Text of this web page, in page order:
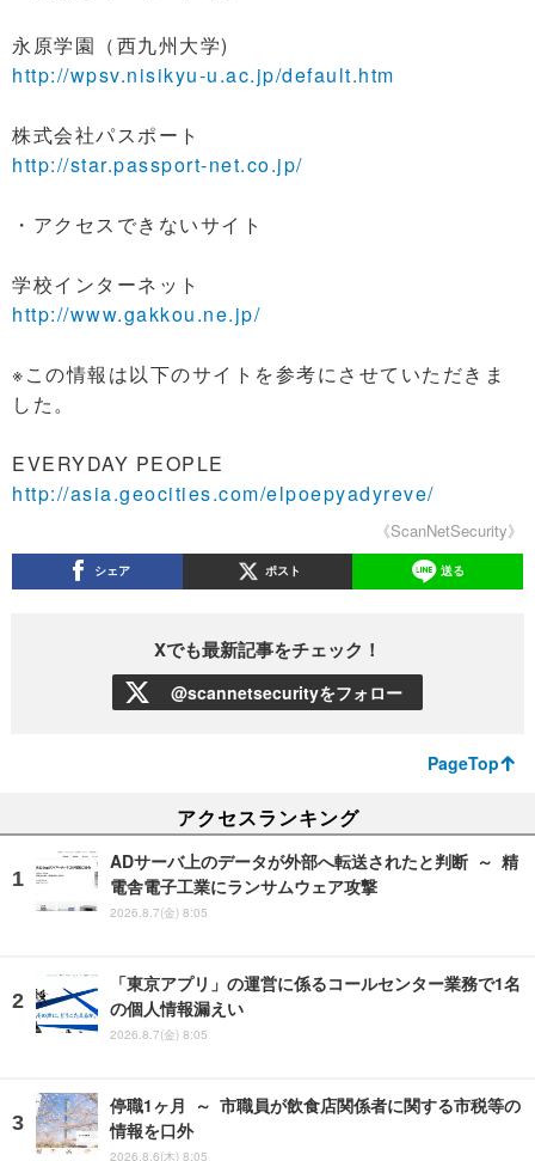
永原学園（西九州大学)
http://wpsv.nisikyu-u.ac.jp/default.htm
株式会社パスポート
http://star.passport-net.co.jp/
・アクセスできないサイト
学校インターネット
http://www.gakkou.ne.jp/
※この情報は以下のサイトを参考にさせていただきま
した。
EVERYDAY PEOPLE
http://asia.geocities.com/elpoepyadyreve/
《ScanNetSecurity》
シェア ポスト 送る
Xでも最新記事をチェック！
@scannetsecurityをフォロー
PageTop
アクセスランキング
ADサーバ上のデータが外部へ転送されたと判断 ～ 精
電舎電子工業にランサムウェア攻撃
2026.8.7(金) 8:05
「東京アプリ」の運営に係るコールセンター業務で1名
の個人情報漏えい
2026.8.7(金) 8:05
停職1ヶ月 ～ 市職員が飲食店関係者に関する市税等の
情報を口外
2026.8.6(木) 8:05